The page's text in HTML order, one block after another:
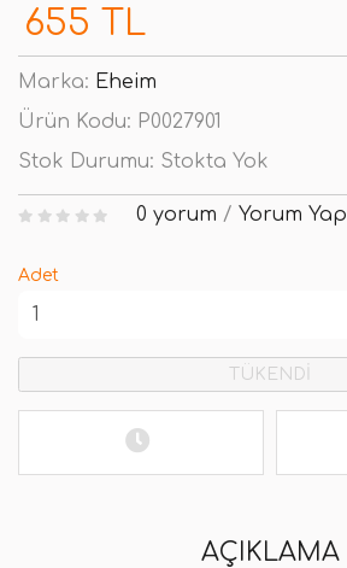
655 TL
Marka: Eheim
Ürün Kodu: P0027901
Stok Durumu: Stokta Yok
0 yorum / Yorum Yap
Adet
TÜKENDİ
AÇIKLAMA